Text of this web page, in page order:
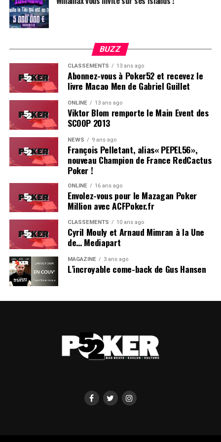
Soleau à gauche, sorti par Logghe au centre
BUZZ
CLASSEMENTS 13 ans ago
Abonnez-vous à Poker52 et recevez le
livre Macao Men de Gabriel Guillet
ONLINE 13 ans ago
Viktor Blom remporte le Main Event des
SCOOP 2013
NEWS 9 ans ago
François Pelletant, alias« PEPEL56»,
nouveau Champion de France RedCactus
Poker !
ONLINE 16 ans ago
Envolez-vous pour le Mazagan Poker
Million avec ACFPoker.fr
CLASSEMENTS 10 ans ago
Cyril Mouly et Arnaud Mimran à la Une
de… Mediapart
MAGAZINE 3 ans ago
L’incroyable come-back de Gus Hansen